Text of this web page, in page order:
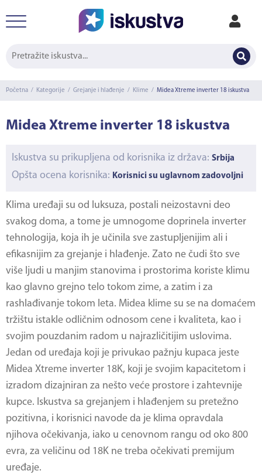
Početna / Kategorije / Grejanje i hlađenje / Klime / Midea Xtreme inverter 18 iskustva
Midea Xtreme inverter 18 iskustva
Iskustva su prikupljena od korisnika iz država: Srbija
Opšta ocena korisnika: Korisnici su uglavnom zadovoljni
Klima uređaji su od luksuza, postali neizostavni deo
svakog doma, a tome je umnogome doprinela inverter
tehnologija, koja ih je učinila sve zastupljenijim ali i
efikasnijim za grejanje i hlađenje. Zato ne čudi što sve
više ljudi u manjim stanovima i prostorima koriste klimu
kao glavno grejno telo tokom zime, a zatim i za
rashlađivanje tokom leta. Midea klime su se na domaćem
tržištu istakle odličnim odnosom cene i kvaliteta, kao i
svojim pouzdanim radom u najrazličitijim uslovima.
Jedan od uređaja koji je privukao pažnju kupaca jeste
Midea Xtreme inverter 18K, koji je svojim kapacitetom i
izradom dizajniran za nešto veće prostore i zahtevnije
kupce. Iskustva sa grejanjem i hlađenjem su pretežno
pozitivna, i korisnici navode da je klima opravdala
njihova očekivanja, iako u cenovnom rangu od oko 800
evra, za veličinu od 18K ne treba očekivati premijum
uređaje.